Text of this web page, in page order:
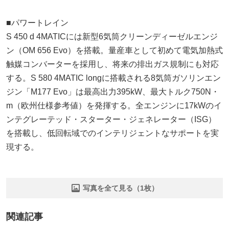
■パワートレイン
S 450 d 4MATICには新型6気筒クリーンディーゼルエンジ
ン（OM 656 Evo）を搭載。量産車として初めて電気加熱式
触媒コンバーターを採用し、将来の排出ガス規制にも対応
する。S 580 4MATIC longに搭載される8気筒ガソリンエン
ジン「M177 Evo」は最高出力395kW、最大トルク750N・
m（欧州仕様参考値）を発揮する。全エンジンに17kWのイ
ンテグレーテッド・スターター・ジェネレーター（ISG）
を搭載し、低回転域でのインテリジェントなサポートを実
現する。
写真を全て見る（1枚）
関連記事